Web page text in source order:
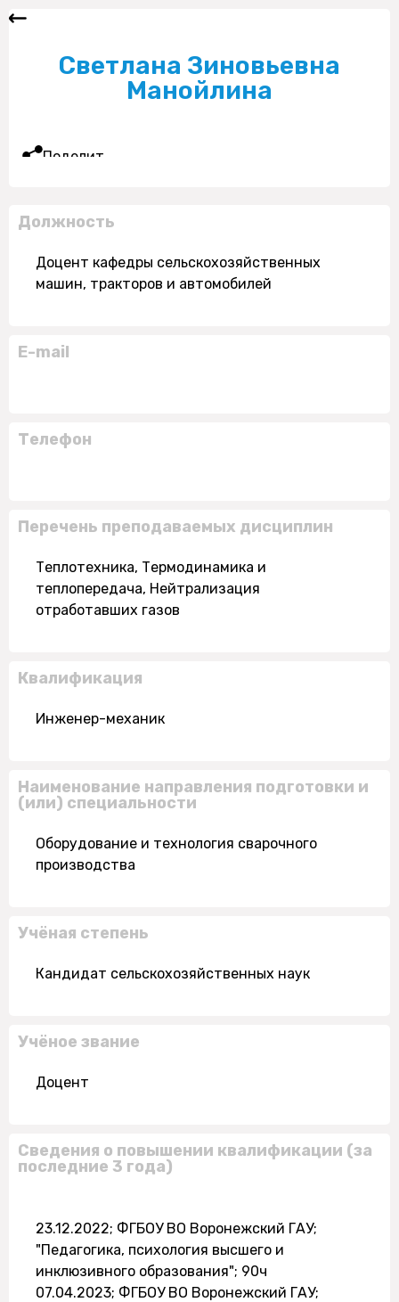
Светлана Зиновьевна
Манойлина
Поделиться
Должность
Доцент кафедры сельскохозяйственных
машин, тракторов и автомобилей
E-mail
Телефон
Перечень преподаваемых дисциплин
Теплотехника, Термодинамика и
теплопередача, Нейтрализация
отработавших газов
Квалификация
Инженер-механик
Наименование направления подготовки и
(или) специальности
Оборудование и технология сварочного
производства
Учёная степень
Кандидат сельскохозяйственных наук
Учёное звание
Доцент
Сведения о повышении квалификации (за
последние 3 года)
23.12.2022; ФГБОУ ВО Воронежский ГАУ;
"Педагогика, психология высшего и
инклюзивного образования"; 90ч
07.04.2023; ФГБОУ ВО Воронежский ГАУ;